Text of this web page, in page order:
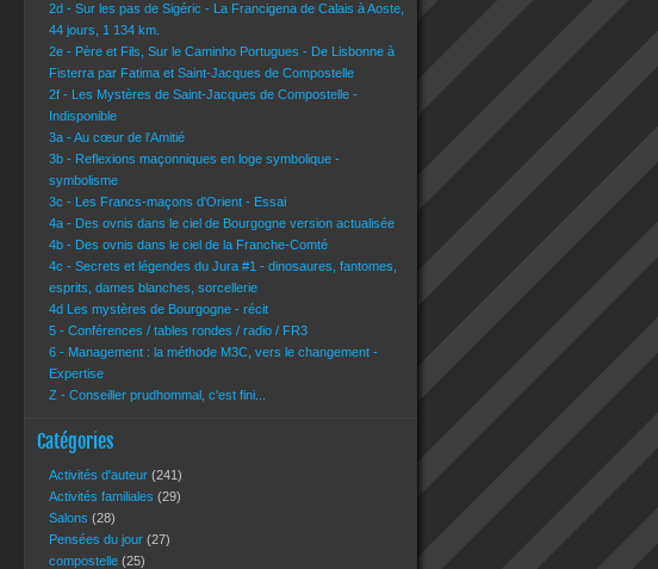
2d - Sur les pas de Sigéric - La Francigena de Calais à Aoste,
44 jours, 1 134 km.
2e - Père et Fils, Sur le Caminho Portugues - De Lisbonne à
Fisterra par Fatima et Saint-Jacques de Compostelle
2f - Les Mystères de Saint-Jacques de Compostelle -
Indisponible
3a - Au cœur de l'Amitié
3b - Reflexions maçonniques en loge symbolique -
symbolisme
3c - Les Francs-maçons d'Orient - Essai
4a - Des ovnis dans le ciel de Bourgogne version actualisée
4b - Des ovnis dans le ciel de la Franche-Comté
4c - Secrets et légendes du Jura #1 - dinosaures, fantomes,
esprits, dames blanches, sorcellerie
4d Les mystères de Bourgogne - récit
5 - Conférences / tables rondes / radio / FR3
6 - Management : la méthode M3C, vers le changement -
Expertise
Z - Conseiller prudhommal, c'est fini...
Catégories
Activités d'auteur (241)
Activités familiales (29)
Salons (28)
Pensées du jour (27)
compostelle (25)